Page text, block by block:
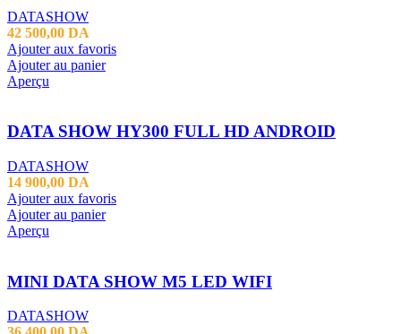
DATASHOW
42 500,00 DA
Ajouter aux favoris
Ajouter au panier
Aperçu
DATA SHOW HY300 FULL HD ANDROID
DATASHOW
14 900,00 DA
Ajouter aux favoris
Ajouter au panier
Aperçu
MINI DATA SHOW M5 LED WIFI
DATASHOW